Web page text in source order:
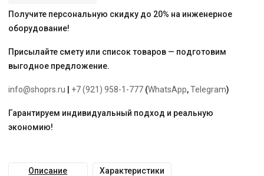
м
Получите персональную скидку до 20% на инженерное
оборудование!
Присылайте смету или список товаров — подготовим
выгодное предложение.
info@shoprs.ru +7 (921) 958-1-777 (WhatsApp,Telegram)
Гарантируем индивидуальный подход и реальную
экономию!
Описание Характеристики